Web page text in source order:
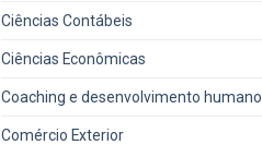
Ciências Contábeis
Ciências Econômicas
Coaching e desenvolvimento humano
Comércio Exterior